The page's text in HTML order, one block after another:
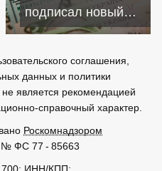
подписал новый
закон о валюте
соглашения,
данных и политики
является рекомендацией
справочный характер.
Роскомнадзором
№ ФС 77 - 85663